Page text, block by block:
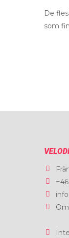
De
som